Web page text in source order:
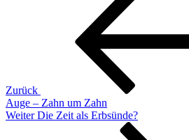
Zurück
Auge – Zahn um Zahn
Nächster
Weiter Die Zeit als Erbsünde?